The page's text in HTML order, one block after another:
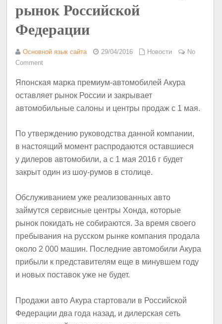
рынок Российской
Федерации
Основной язык сайта 29/04/2016 Новости
No
Comment
Японская марка премиум-автомобилей Акура
оставляет рынок России и закрывает
автомобильные салоны и центры продаж с 1 мая.
По утверждению руководства данной компании,
в настоящий момент распродаются оставшиеся
у дилеров автомобили, а с 1 мая 2016 г будет
закрыт один из шоу-румов в столице.
Обслуживанием уже реализованных авто
займутся сервисные центры Хонда, которые
рынок покидать не собираются. За время своего
пребывания на русском рынке компания продала
около 2 000 машин. Последние автомобили Акура
прибыли к представителям еще в минувшем году
и новых поставок уже не будет.
Продажи авто Акура стартовали в Российской
Федерации два года назад, и дилерская сеть